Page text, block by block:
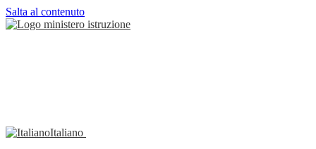
Salta al contenuto
Italiano